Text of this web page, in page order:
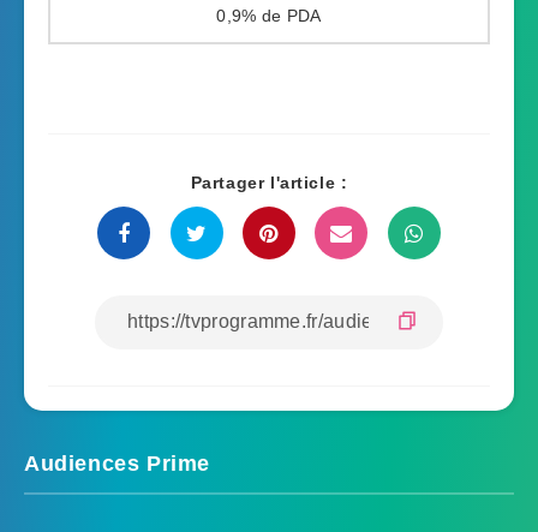
0,9%
Partager l'article :
Audiences Prime